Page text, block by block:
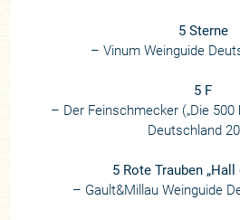
5 Sterne
– Vinum Weinguide
5 F
– Der Feinschmecker („Die
Deutschland
5 Rote Trauben „Hall
– Gault&Millau Weinguide